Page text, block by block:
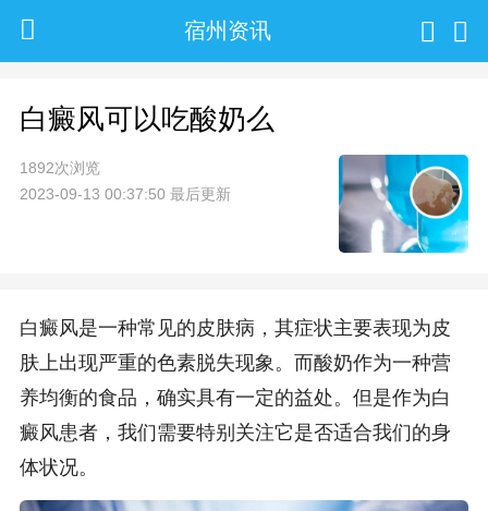
宿州资讯
白癜风可以吃酸奶么
1892次浏览
2023-09-13 00:37:50 最后更新
白癜风是一种常见的皮肤病，其症状主要表现为皮
肤上出现严重的色素脱失现象。而酸奶作为一种营
养均衡的食品，确实具有一定的益处。但是作为白
癜风患者，我们需要特别关注它是否适合我们的身
体状况。